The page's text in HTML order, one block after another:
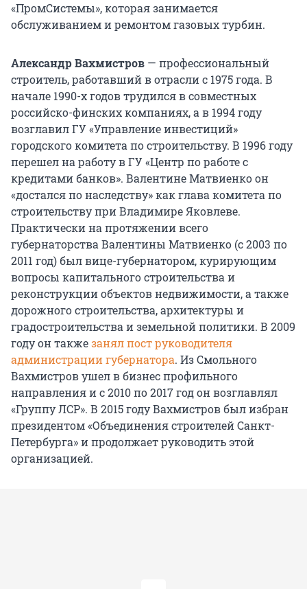
«ПромСистемы», которая занимается
обслуживанием и ремонтом газовых турбин.
Александр Вахмистров — профессиональный
строитель, работавший в отрасли с 1975 года. В
начале 1990-х годов трудился в совместных
российско-финских компаниях, а в 1994 году
возглавил ГУ «Управление инвестиций»
городского комитета по строительству. В 1996 году
перешел на работу в ГУ «Центр по работе с
кредитами банков». Валентине Матвиенко он
«достался по наследству» как глава комитета по
строительству при Владимире Яковлеве.
Практически на протяжении всего
губернаторства Валентины Матвиенко (с 2003 по
2011 год) был вице-губернатором, курирующим
вопросы капитального строительства и
реконструкции объектов недвижимости, а также
дорожного строительства, архитектуры и
градостроительства и земельной политики. В 2009
году он такжезанял пост руководителя
администрации губернатора. Из Смольного
Вахмистров ушел в бизнес профильного
направления и с 2010 по 2017 год он возглавлял
«Группу ЛСР». В 2015 году Вахмистров был избран
президентом «Объединения строителей Санкт-
Петербурга» и продолжает руководить этой
организацией.